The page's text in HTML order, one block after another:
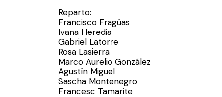
Reparto:
Francisco Fragúas
Ivana Heredia
Gabriel Latorre
Rosa Lasierra
Marco Aurelio González
Agustín Miguel
Sascha Montenegro
Francesc Tamarite